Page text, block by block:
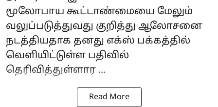
மூலோபாய கூட்டாண்மையை மேலும்
வலுப்படுத்துவது குறித்து ஆலோசனை
நடத்தியதாக தனது எக்ஸ் பக்கத்தில்
வெளியிட்டுள்ள பதிவில்
தெரிவித்துள்ளார ...
Read More